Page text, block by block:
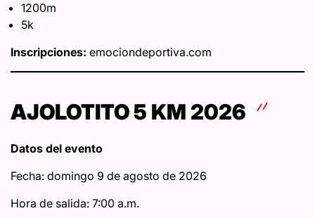
1200m
5k
Inscripciones: emociondeportiva.com
AJOLOTITO 5 KM 2026
Datos del evento
Fecha: domingo 9 de agosto de 2026
Hora de salida: 7:00 a.m.